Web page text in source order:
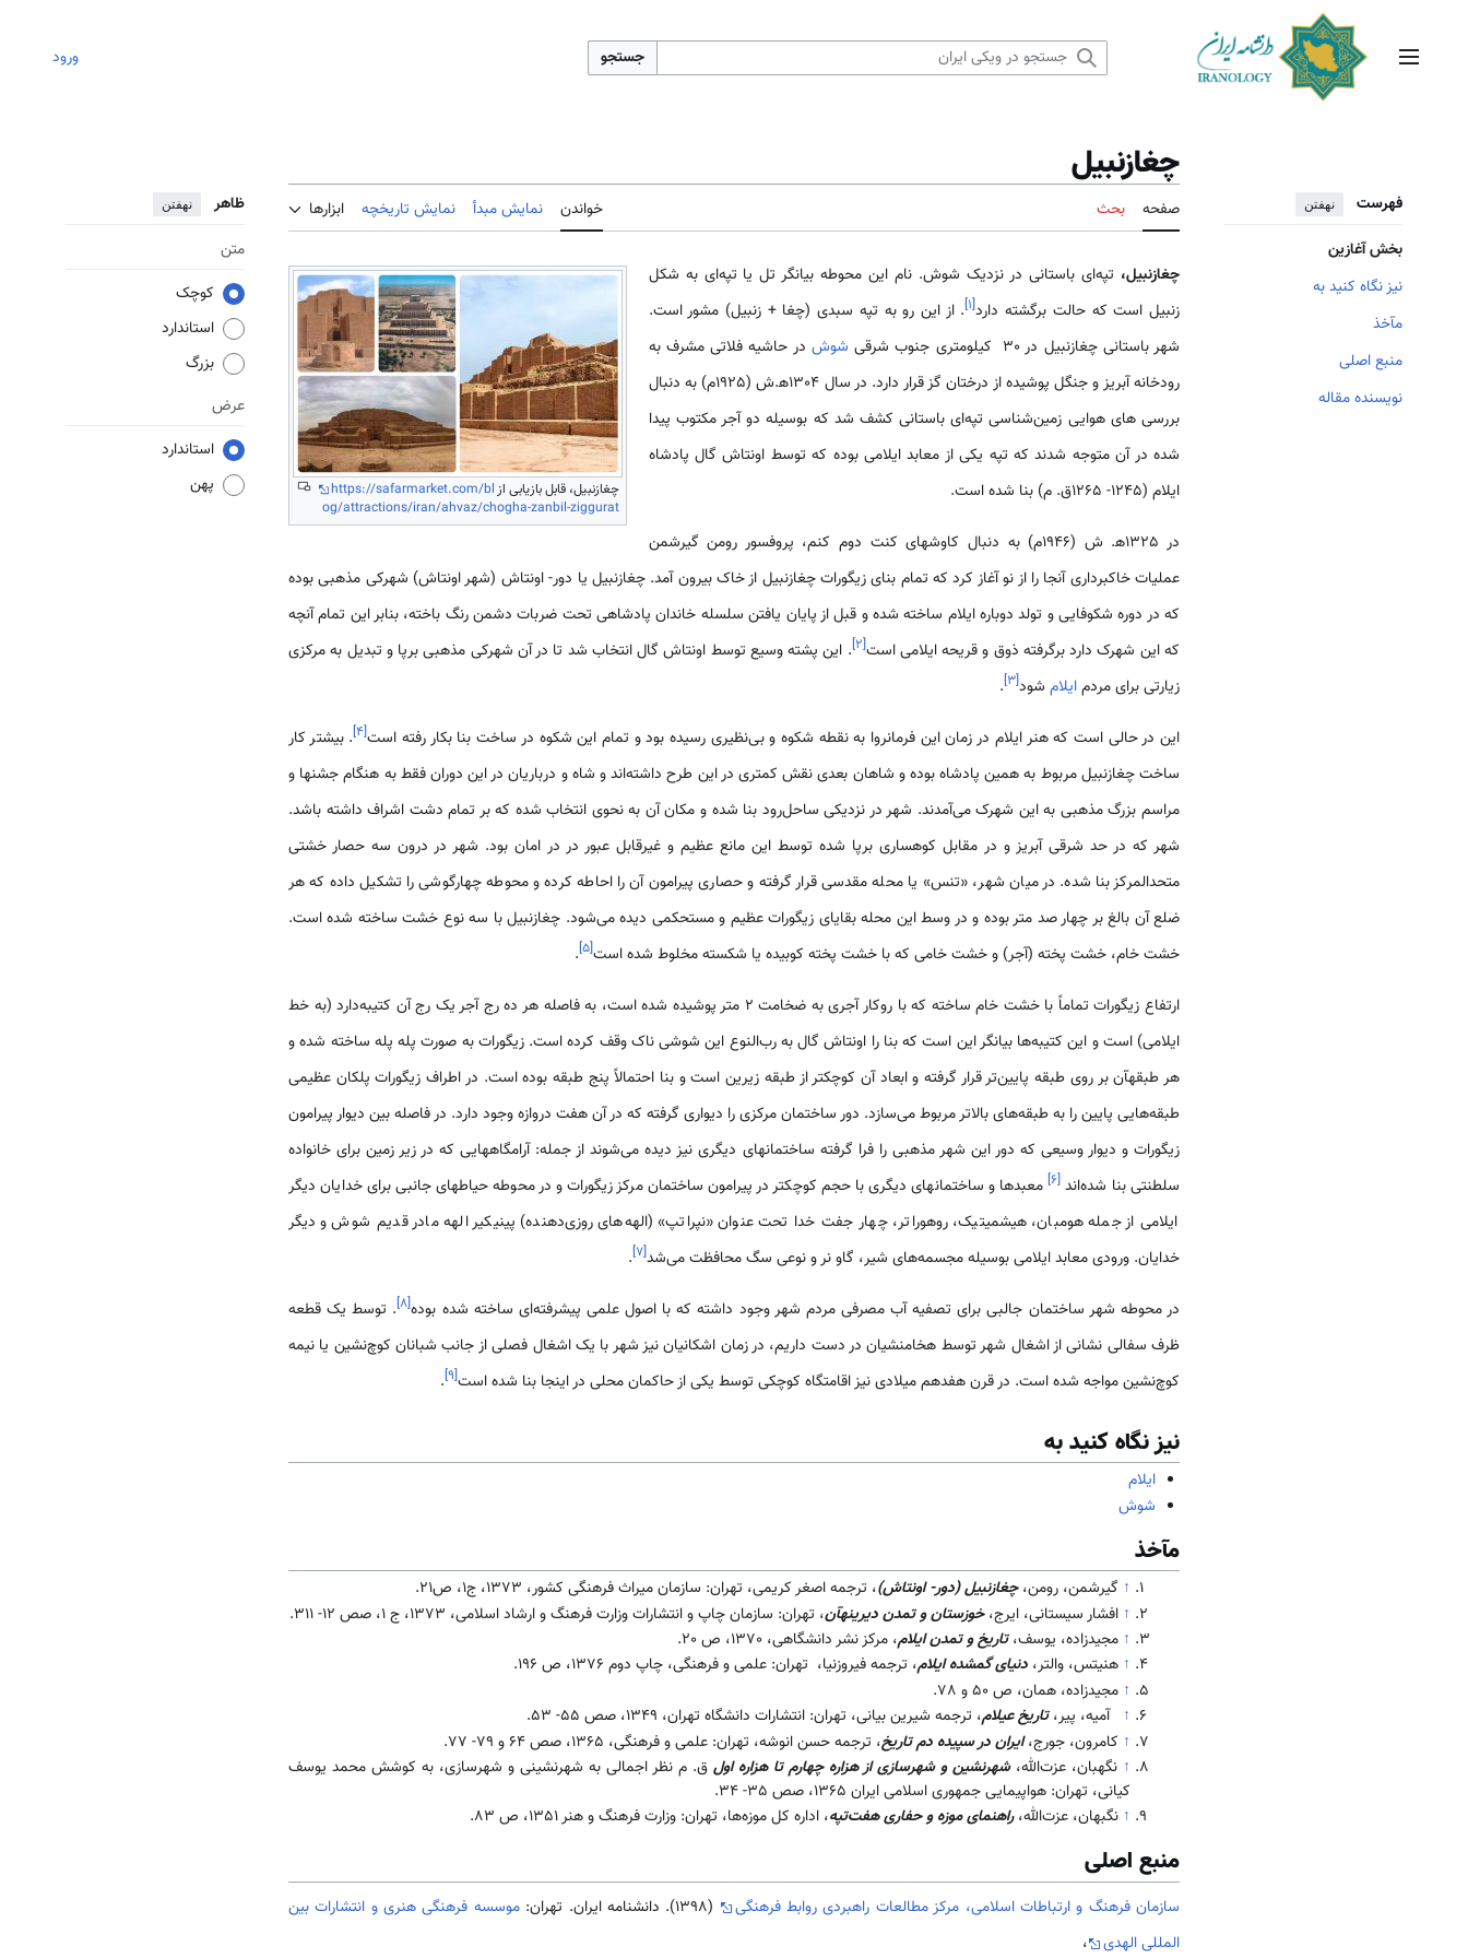
منوی اصلی جستجو ورود
فهرست نهفتن
بخش آغازین
نیز نگاه کنید به
مآخذ
منبع اصلی
نویسنده مقاله
چغازنبیل
صفحه بحث خواندن نمایش مبدأ نمایش تاریخچه ابزارها ظاهر نهفتن
متن
کوچک
استاندارد
بزرگ
عرض
استاندارد
پهن
چغازنبیل، قابل بازیابی ازhttps://safarmarket.com/bl
og/attractions/iran/ahvaz/chogha-zanbil-ziggurat
چغازنبیل، تپه‌ای باستانی در نزدیک شوش. نام این محوطه بیانگر تل‌ یا تپه‌ای به شکل
زنبیل است که حالت برگشته دارد[۱]. از این رو به تپه‌ سبدی (چغا + زنبیل) مشور است.
شهر باستانی چغازنبیل در 30 کیلومتری جنوب شرقی
شوش در حاشیه فلاتی مشرف به
رودخانه آبریز و جنگل پوشیده از درختان گز قرار دارد. در سال 1304ه‍.ش (1925م) به دنبال
بررسی های هوایی زمین‌شناسی تپه‌ای باستانی کشف شد که بوسیله دو آجر مکتوب پیدا
شده در آن متوجه شدند که تپه یکی از معابد ایلامی بوده که توسط اونتاش گال پادشاه
ایلام (1245- 1265ق. م) بنا شده است.
در 1325ه‍. ش (1946م) به دنبال کاوشهای کنت دوم کنم، پروفسور رومن گیرشمن
عملیات خاکبرداری آنجا را از نو آغاز کرد که تمام بنای زیگورات چغازنبیل از خاک بیرون آمد. چغازنبیل یا دور- اونتاش (شهر اونتاش) شهرکی مذهبی بوده
که در دوره شکوفایی و تولد دوباره ایلام ساخته شده و قبل از پایان یافتن سلسله خاندان پادشاهی تحت ضربات دشمن رنگ باخته، بنابر این تمام آنچه
که این شهرک دارد برگرفته ذوق و قریحه ایلامی است[۲]. این پشته وسیع توسط اونتاش گال انتخاب شد تا در آن شهرکی مذهبی برپا و تبدیل به مرکزی
زیارتی برای مردمایلام شود[۳]
.
این در حالی است که هنر ایلام در زمان این فرمانروا به نقطه شکوه و بی‌نظیری رسیده بود و تمام این شکوه در ساخت بنا بکار رفته است[۴]. بیشتر کار
ساخت چغازنبیل مربوط به همین پادشاه بوده و شاهان بعدی نقش کمتری در این طرح داشته‌اند و شاه و درباریان در این دوران فقط به هنگام جشنها و
مراسم بزرگ مذهبی به این شهرک می‌آمدند. شهر در نزدیکی ساحل‌رود بنا شده و مکان آن به نحوی انتخاب شده که بر تمام دشت اشراف داشته باشد.
شهر که در حد شرقی آبریز و در مقابل کوهساری برپا شده توسط این مانع عظیم و غیرقابل عبور در در امان بود. شهر در درون سه حصار خشتی
متحدالمرکز بنا شده. در میان شهر، «تنس» یا محله مقدسی قرار گرفته و حصاری پیرامون آن را احاطه کرده و محوطه چهارگوشی را تشکیل داده که هر
ضلع آن بالغ بر چهار صد متر بوده و در وسط این محله بقایای زیگورات عظیم و مستحکمی دیده می‌شود. چغازنبیل با سه نوع خشت ساخته شده است.
خشت خام، خشت پخته (آجر) و خشت خامی که با خشت پخته کوبیده یا شکسته مخلوط شده است[۵]
.
ارتفاع زیگورات تماماً با خشت خام ساخته که با روکار آجری به ضخامت 2 متر پوشیده شده است، به فاصله هر ده رج آجر یک رج آن کتیبه‌دارد (به خط
ایلامی) است و این کتیبه‌ها بیانگر این است که بنا را اونتاش گال به رب‌النوع این شوشی ناک وقف کرده است. زیگورات به صورت پله پله ساخته شده و
هر طبقهآن بر روی طبقه پایین‌تر قرار گرفته و ابعاد آن کوچکتر از طبقه زیرین است و بنا احتمالاً پنج طبقه بوده است. در اطراف زیگورات پلکان عظیمی
طبقه‌هایی پایین‌ را به طبقه‌های بالاتر مربوط می‌سازد. دور ساختمان مرکزی را دیواری گرفته که در آن هفت دروازه وجود دارد. در فاصله بین دیوار پیرامون
زیگورات و دیوار وسیعی که دور این شهر مذهبی را فرا گرفته ساختمانهای دیگری نیز دیده می‌شوند از جمله: آرامگاههایی که در زیر زمین برای خانواده
سلطنتی بنا شده‌اند [۶]معبدها و ساختمانهای دیگری با حجم کوچکتر در پیرامون ساختمان مرکز زیگورات و در محوطه حیاطهای جانبی برای خدایان دیگر
ایلامی از جمله هومبان، هیشمیتیک، روهوراتر، چهار جفت خدا تحت عنوان «نپراتپ» (الهه‌های روزی‌دهنده) پینیکیر الهه مادر قدیم شوش و دیگر
خدایان. ورودی معابد ایلامی بوسیله مجسمه‌های شیر، گاو نر و نوعی سگ محافظت می‌شد[۷]
.
در محوطه شهر ساختمان جالبی برای تصفیه آب مصرفی مردم شهر وجود داشته که با اصول علمی پیشرفته‌ای ساخته شده بوده[۸]. توسط یک قطعه
ظرف سفالی نشانی از اشغال شهر توسط هخامنشیان در دست داریم، در زمان اشکانیان نیز شهر با یک اشغال فصلی از جانب شبانان کوچ‌نشین یا نیمه
کوچ‌نشین مواجه شده است. در قرن هفدهم میلادی نیز اقامتگاه کوچکی توسط یکی از حاکمان محلی در اینجا بنا شده است[۹]
.
نیز نگاه کنید به
ایلام
شوش
مآخذ
↑ گیرشمن، رومن،چغازنبیل (دور- اونتاش)، ترجمه اصغر کریمی، تهران: سازمان میراث فرهنگی کشور، 1373، ج1، ص21.
↑ افشار سیستانی، ایرج،خوزستان و تمدن دیرینهآن، تهران: سازمان چاپ و انتشارات وزارت فرهنگ و ارشاد اسلامی، 1373، ج 1، صص 12- 311.
↑ مجیدزاده، یوسف،تاریخ و تمدن ایلام، مرکز نشر دانشگاهی، 1370، ص 20.
↑ هنیتس، والتر، دنیای گمشده ایلام، ترجمه فیروزنیا، تهران: علمی و فرهنگی، چاپ دوم 1376، ص 196.
↑ مجیدزاده، همان، ص 50 و 78.
↑ آمیه، پیر،تاریخ عیلام، ترجمه شیرین بیانی، تهران: انتشارات دانشگاه تهران، 1349، صص 55- 53.
↑ کامرون، جورج،ایران در سپیده دم تاریخ، ترجمه حسن انوشه، تهران: علمی و فرهنگی، 1365، صص 64 و 79- 77.
↑ نگهبان، عزت‌الله،شهرنشین و شهرسازی از هزاره چهارم تا هزاره اولق. م نظر اجمالی به شهرنشینی و شهرسازی، به کوشش محمد یوسف
کیانی، تهران: هواپیمایی جمهوری اسلامی ایران 1365، صص 35- 34.
↑ نگبهان، عزت‌الله،راهنمای موزه و حفاری هفت‌تپه، اداره کل موزه‌ها، تهران: وزارت فرهنگ و هنر 1351، ص 83‌.
منبع اصلی
سازمان فرهنگ و ارتباطات اسلامی، مرکز مطالعات راهبردی روابط فرهنگی (1398). دانشنامه ایران. تهران:
موسسه فرهنگی هنری و انتشارات بین
المللی الهدی
،